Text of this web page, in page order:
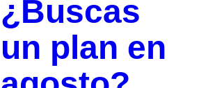
¿Buscas
un plan en